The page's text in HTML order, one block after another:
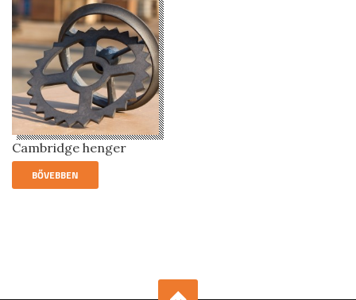
Víznyelő rácsok
Csapszekrények
Kutak
Ejektoros kút
Cambridge henger
BŐVEBBEN